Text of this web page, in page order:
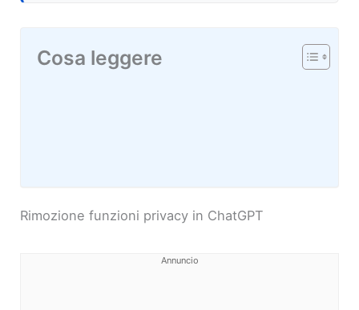
Cosa leggere
Rimozione funzioni privacy in ChatGPT
Annuncio